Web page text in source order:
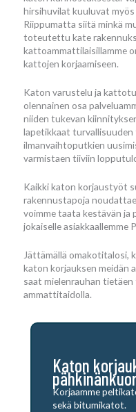
hirsihuvilat kuuluvat myös
Riippumatta siitä minkä
toteutettu kate
kattoammattilaisillamme
kattojen korjaamiseen.
Katon varustelu ja
olennainen osa
niiden tukevan
lapetikkaat turvallisuuden
ilmanvaihtoputkien
varmistaen tiiviin
Kaikki katon korjaustyöt
rakennustapoja
voimme taata kestävän
jokaiselle asiakkaallemme
Jättämällä omakotitalosi,
katon korjauksen meidän
saat mielenrauhan
ammattitaidolla.
Katon
Korjaamme
sekä bitumikatot.